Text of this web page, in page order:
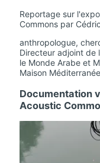
Reportage sur
Commons par
anthropologue,
Directeur adjoint de
le Monde Arabe et
Maison
Documentation
Acoustic